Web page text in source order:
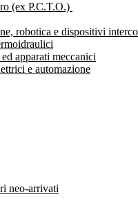
(ex P.C.T.O.)
robotica e dispositivi
apparati meccanici
e automazione
neo-arrivati